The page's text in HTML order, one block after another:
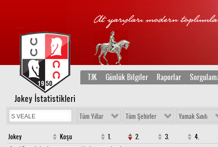
TJK Günlük Bilgiler Raporlar
Jokey İstatistikleri
Tüm Yıllar Tüm Şehirler Yamak Sınıfı
Jokey Koşu 1. 2. 3. 4.